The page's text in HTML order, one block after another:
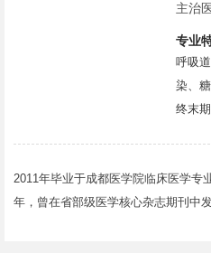
主治
专业
呼吸
染、
终末
2011年毕业于成都医学院临床医学专
年，曾在省部级医学核心杂志期刊中发